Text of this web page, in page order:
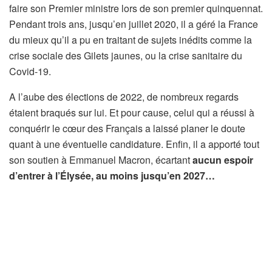
faire son Premier ministre lors de son premier quinquennat.
Pendant trois ans, jusqu’en juillet 2020, il a géré la France
du mieux qu’il a pu en traitant de sujets inédits comme la
crise sociale des Gilets jaunes, ou la crise sanitaire du
Covid-19.
A l’aube des élections de 2022, de nombreux regards
étaient braqués sur lui. Et pour cause, celui qui a réussi à
conquérir le cœur des Français a laissé planer le doute
quant à une éventuelle candidature. Enfin, il a apporté tout
son soutien à Emmanuel Macron, écartantaucun espoir
d’entrer à l’Élysée, au moins jusqu’en 2027…